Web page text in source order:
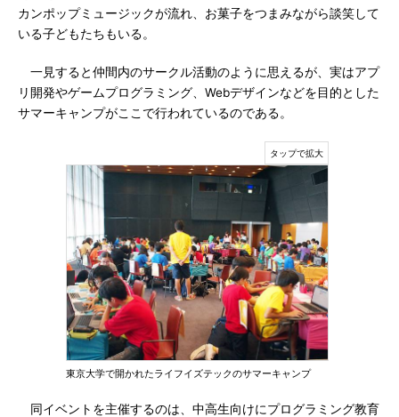
カンポップミュージックが流れ、お菓子をつまみながら談笑して
いる子どもたちもいる。
一見すると仲間内のサークル活動のように思えるが、実はアプ
リ開発やゲームプログラミング、Webデザインなどを目的とした
サマーキャンプがここで行われているのである。
東京大学で開かれたライフイズテックのサマーキャンプ
同イベントを主催するのは、中高生向けにプログラミング教育